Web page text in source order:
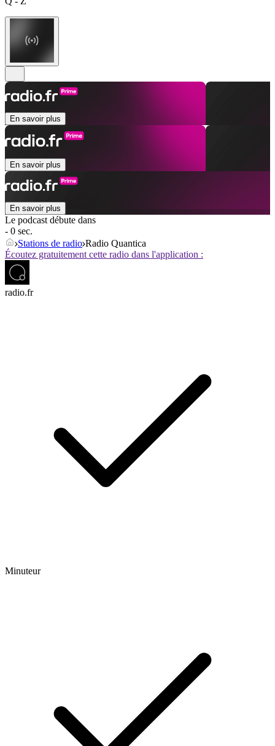
En savoir plus
En savoir plus
En savoir plus
Le podcast débute dans
- 0 sec.
Stations de radio Radio Quantica
Écoutez gratuitement cette radio dans l'application :
radio.fr
Minuteur